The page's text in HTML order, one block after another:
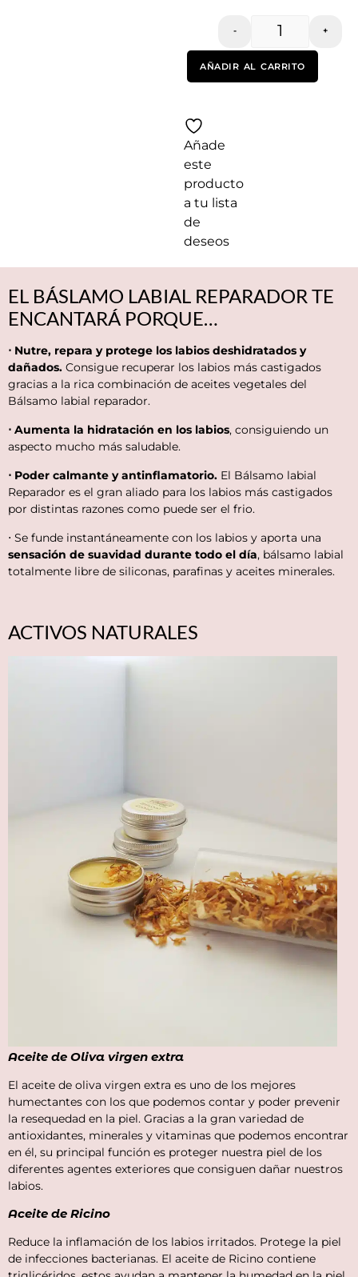
- +
AÑADIR AL CARRITO
Añade
este
producto
a tu lista
de
deseos
EL BÁSLAMO LABIAL REPARADOR TE
ENCANTARÁ PORQUE…
⋅ Nutre, repara y protege los labios deshidratados y
dañados. Consigue recuperar los labios más castigados
gracias a la rica combinación de aceites vegetales del
Bálsamo labial reparador.
⋅ Aumenta la hidratación en los labios, consiguiendo un
aspecto mucho más saludable.
⋅ Poder calmante y antinflamatorio. El Bálsamo labial
Reparador es el gran aliado para los labios más castigados
por distintas razones como puede ser el frio.
⋅ Se funde instantáneamente con los labios y aporta una
sensación de suavidad durante todo el día, bálsamo labial
totalmente libre de siliconas, parafinas y aceites minerales.
ACTIVOS NATURALES
Aceite de Oliva virgen extra
El aceite de oliva virgen extra es uno de los mejores
humectantes con los que podemos contar y poder prevenir
la resequedad en la piel. Gracias a la gran variedad de
antioxidantes, minerales y vitaminas que podemos encontrar
en él, su principal función es proteger nuestra piel de los
diferentes agentes exteriores que consiguen dañar nuestros
labios.
Aceite de Ricino
Reduce la inflamación de los labios irritados. Protege la piel
de infecciones bacterianas. El aceite de Ricino contiene